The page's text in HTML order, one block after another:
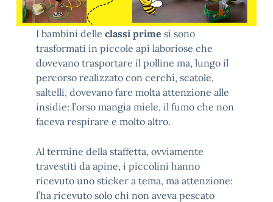
I bambini delle classi prime si sono
trasformati in piccole api laboriose che
dovevano trasportare il polline ma, lungo il
percorso realizzato con cerchi, scatole,
saltelli, dovevano fare molta attenzione alle
insidie: l’orso mangia miele, il fumo che non
faceva respirare e molto altro.
Al termine della staffetta, ovviamente
travestiti da apine, i piccolini hanno
ricevuto uno sticker a tema, ma attenzione:
l’ha ricevuto solo chi non aveva pescato